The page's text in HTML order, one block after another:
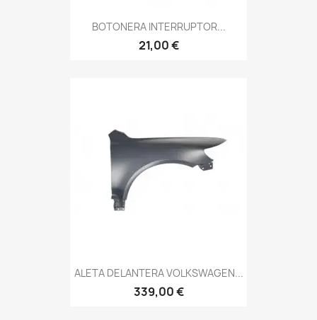
BOTONERA INTERRUPTOR...
21,00 €
ALETA DELANTERA VOLKSWAGEN...
339,00 €